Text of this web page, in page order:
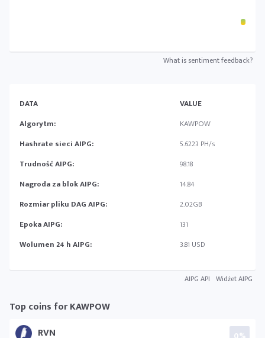
What is sentiment feedback?
DATA
VALUE
Algorytm:
KAWPOW
Hashrate sieci AIPG:
5.6223 PH/s
Trudność AIPG:
98.18
Nagroda za blok AIPG:
14.84
Rozmiar pliku DAG AIPG:
2.02GB
Epoka AIPG:
131
Wolumen 24 h AIPG:
3.81 USD
AIPG API Widżet AIPG
Top coins for KAWPOW
RVN